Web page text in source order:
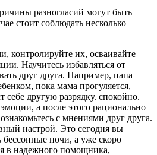
разногласий могут быть
стоит соблюдать несколько
контролируйте их, осваивайте
Научитесь избавляться от
друг друга. Например, папа
пока мама прогуляется,
себе другую разрядку. спокойно.
а после этого рационально
с мнениями друг друга.
настрой. Это сегодня вы
ночи, а уже скоро
в надежного помощника,